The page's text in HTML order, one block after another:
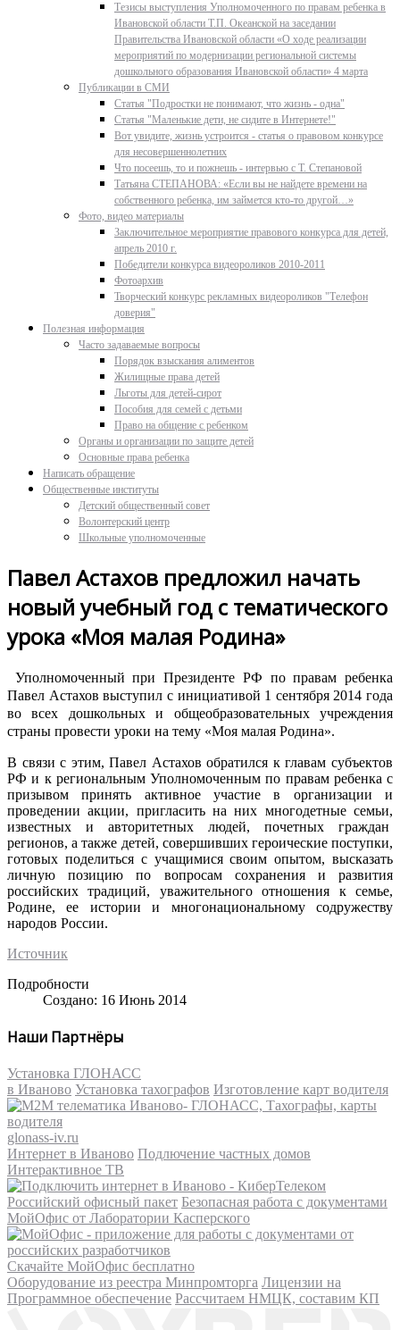
Тезисы выступления Уполномоченного по правам ребенка в
Ивановской области Т.П. Океанской на заседании
Правительства Ивановской области «О ходе реализации
мероприятий по модернизации региональной системы
дошкольного образования Ивановской области» 4 марта
Публикации в СМИ
Статья "Подростки не понимают, что жизнь - одна"
Статья "Маленькие дети, не сидите в Интернете!"
Вот увидите, жизнь устроится - статья о правовом конкурсе
для несовершеннолетних
Что посеешь, то и пожнешь - интервью с Т. Степановой
Татьяна СТЕПАНОВА: «Если вы не найдете времени на
собственного ребенка, им займется кто-то другой…»
Фото, видео материалы
Заключительное мероприятие правового конкурса для детей,
апрель 2010 г.
Победители конкурса видеороликов 2010-2011
Фотоархив
Творческий конкурс рекламных видеороликов "Телефон
доверия"
Полезная информация
Часто задаваемые вопросы
Порядок взыскания алиментов
Жилищные права детей
Льготы для детей-сирот
Пособия для семей с детьми
Право на общение с ребенком
Органы и организации по защите детей
Основные права ребенка
Написать обращение
Общественные институты
Детский общественный совет
Волонтерский центр
Школьные уполномоченные
Павел Астахов предложил начать
новый учебный год с тематического
урока «Моя малая Родина»
Уполномоченный при Президенте РФ по правам ребенка
Павел Астахов выступил с инициативой 1 сентября 2014 года
во всех дошкольных и общеобразовательных учреждения
страны провести уроки на тему «Моя малая Родина».
В связи с этим, Павел Астахов обратился к главам субъектов
РФ и к региональным Уполномоченным по правам ребенка с
призывом принять активное участие в организации и
проведении акции, пригласить на них многодетные семьи,
известных и авторитетных людей, почетных граждан
регионов, а также детей, совершивших героические поступки,
готовых поделиться с учащимися своим опытом, высказать
личную позицию по вопросам сохранения и развития
российских традиций, уважительного отношения к семье,
Родине, ее истории и многонациональному содружеству
народов России.
Источник
Подробности
Создано: 16 Июнь 2014
Наши Партнёры
Установка ГЛОНАСС
в Иваново Установка тахографов Изготовление карт водителя
glonass-iv.ru
Интернет в Иваново Подлючение частных домов
Интерактивное ТВ
Российский офисный пакет Безопасная работа с документами
МойОфис от Лаборатории Касперского
Скачайте МойОфис бесплатно
Оборудование из реестра Минпромторга Лицензии на
Программное обеспечение Рассчитаем НМЦК, составим КП